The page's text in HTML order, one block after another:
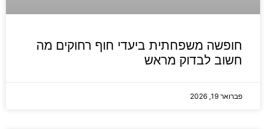
חופשה משפחתית ביעדי חוף רחוקים מה
חשוב לבדוק מראש
פברואר 19, 2026